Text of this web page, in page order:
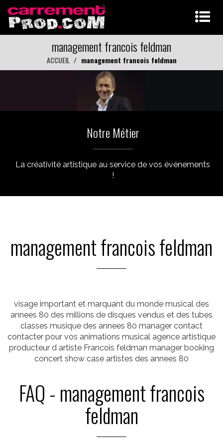
management francois feldman
ACCUEIL management francois feldman
Notre Métier
La créativité artistique au service de vos événements
!
management francois feldman
visage important et marquant du monde musical des
annees 80 des millions de disques vendus et des tubes
classes musique des annees 80 manager contact
contacter pour vos animations musical agence artistique
producteur d artiste Francois feldman manager booking
concert show case artistes des annees 80
FAQ - management francois
feldman